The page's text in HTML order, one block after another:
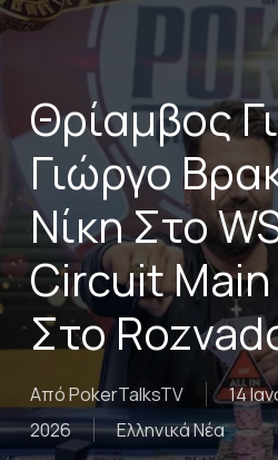
Skip
contentΘρίαμβος
Γιώργο
Νίκη Στο
Circuit
Στο
ΑπόPokerTalksTV
14
2026
Ελληνικά Νέα